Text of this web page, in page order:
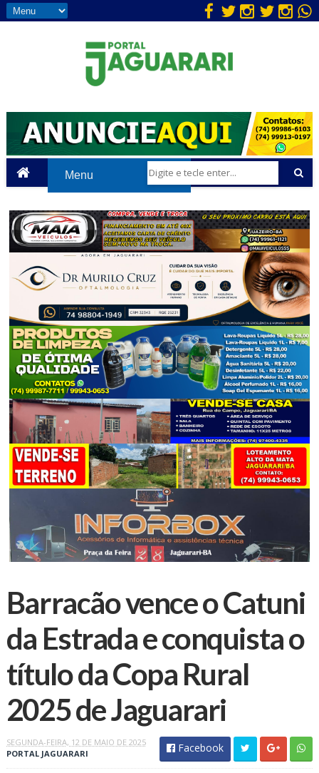
Barracão vence o Catuni
da Estrada e conquista o
título da Copa Rural
2025 de Jaguarari
SEGUNDA-FEIRA, 12 DE MAIO DE 2025
PORTAL JAGUARARI
Facebook